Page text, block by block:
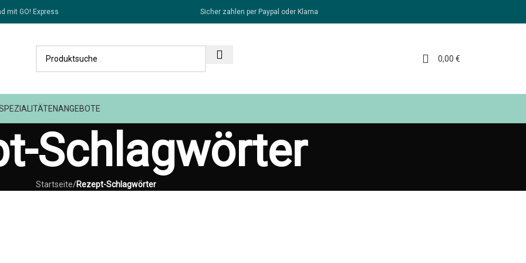
mit GO! Express Sicher zahlen per Paypal oder Klarna
0,00 €
ANGEBOTE
Schlagwörter
Startseite/Rezept-Schlagwörter